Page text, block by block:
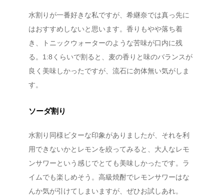
水割りが一番好きな私ですが、希継奈では真っ先に
はおすすめしないと思います。香りもやや落ち着
き、トニックウォーターのような苦味が口内に残
る。1:8くらいで割ると、麦の香りと味のバランスが
良く美味しかったですが、流石に勿体無い気がしま
す。
ソーダ割り
水割り同様ビターな印象がありましたが、それを利
用できないかとレモンを絞ってみると、大人なレモ
ンサワーという感じでとても美味しかったです。ラ
イムでも楽しめそう。高級焼酎でレモンサワーはな
んか気が引けてしまいますが、ぜひお試しあれ。